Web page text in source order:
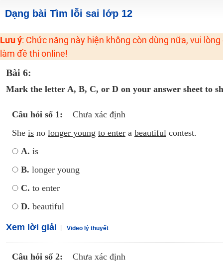
2K6! Lộ Trình Sun 2024 - Ba bước luyện thi TN THPT - ĐH ít nhất 25 điểm
Khuyến Mãi Khoá Học 1K Chỉ Từ 11-13/09/2024
Đồng giá khóa học 499K - 399K (13/11-15/11)
Khai giảng các khóa lớp 9 Toán - Lý - Hóa - Văn - Anh năm 2018
Khai giảng khóa Ngữ văn 7 - xây nền vững chắc cho tương lai!
Dạng bài Tìm lỗi sai lớp 12
Lưu ý: Chức năng này hiện không còn dùng nữa, vui
làm đề thi online!
Bài 6:
Mark the letter A, B, C, or D on your answer sheet to
Câu hỏi số 1:
Chưa xác định
She is no longer young to enter a beautiful contest.
A. is
B. longer young
C. to enter
D. beautiful
Xem lời giải Video lý thuyết
Câu hỏi số 2:
Chưa xác định